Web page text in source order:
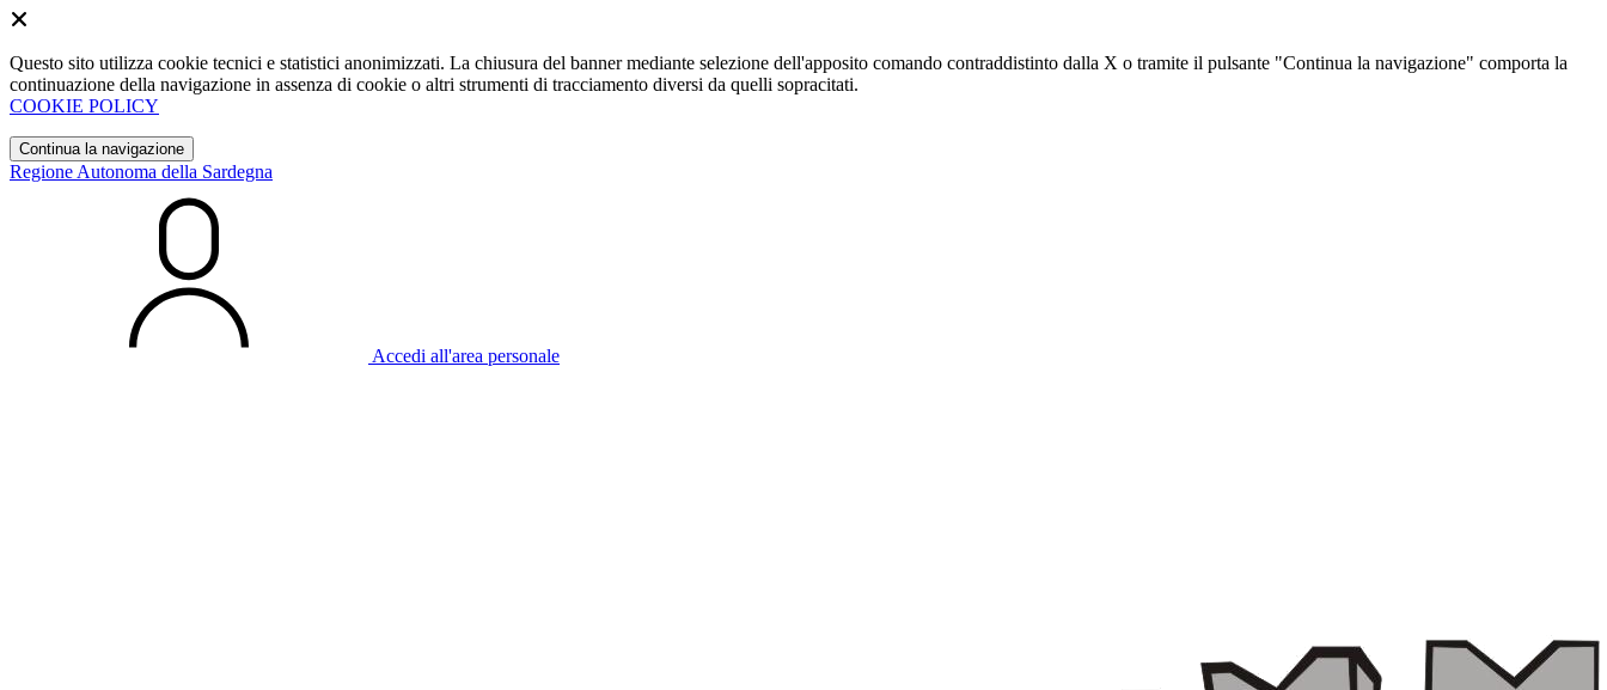
Questo sito utilizza cookie tecnici e statistici anonimizzati. La chiusura del banner mediante selezione dell'apposito comando contraddistinto dalla X o tramite il pulsante "Continua la navigazione" comporta la
continuazione della navigazione in assenza di cookie o altri strumenti di tracciamento diversi da quelli sopracitati.
COOKIE POLICY
Continua la navigazione
Regione Autonoma della Sardegna
Accedi all'area personale